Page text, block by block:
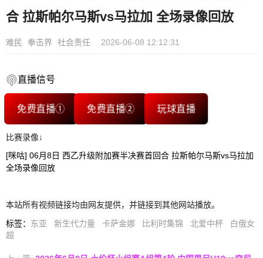
合 拉斯帕尔马斯vs马拉加 全场录像回放
难民 拳击界 社会责任 2026-06-08 12:12:31
直播信号
免费直播① 免费直播② 玩球直播
比赛录像↓
[咪咕] 06月8日 西乙升级附加赛半决赛首回合 拉斯帕尔马斯vs马拉加
全场录像回放
本站所有视频链接均由网友提供，并链接到其他网站播放。
标签： 东亚 新生代力量 卡萨金娜 比利时集锦 北爱中杯
白俄女
超